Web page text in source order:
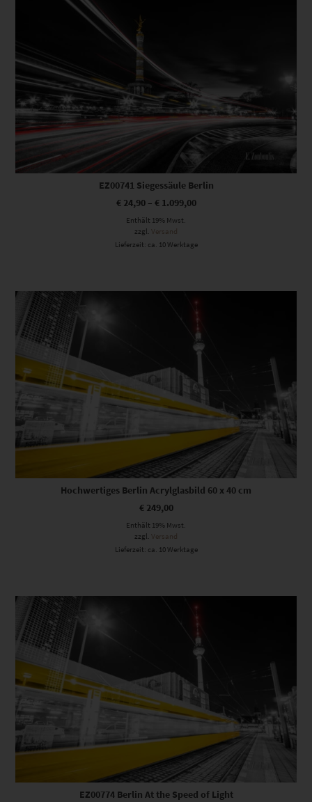
EZ00741 Siegessäule Berlin
€24,90– €1.099,00
Enthält 19% Mwst.
zzgl. Versand
Lieferzeit: ca. 10 Werktage
Hochwertiges Berlin Acrylglasbild 60 x 40 cm
€249,00
Enthält 19% Mwst.
zzgl.
Versand
Lieferzeit: ca. 10 Werktage
Dieses Produkt weist mehrere Varianten auf. Die Optionen können auf der Produktseite gewählt werden
EZ00774 Berlin At the Speed of Light